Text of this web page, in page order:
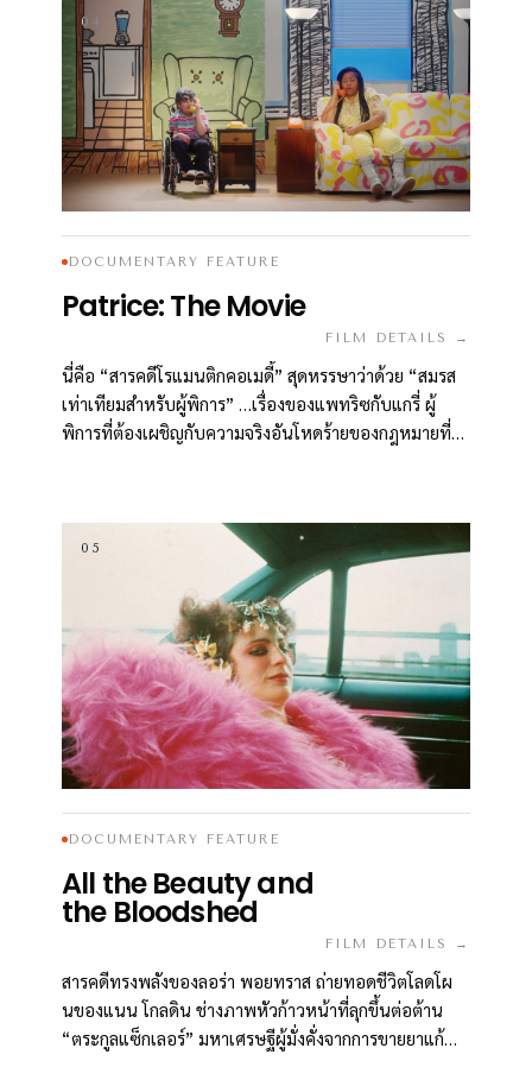
04
DOCUMENTARY FEATURE
Patrice: The Movie
FILM DETAILS →
นี่คือ “สารคดีโรแมนติกคอเมดี้” สุดหรรษาว่าด้วย “สมรส
เท่าเทียมสำหรับผู้พิการ” …เรื่องของแพทริซกับแกรี่ ผู้
พิการที่ต้องเผชิญกับความจริงอันโหดร้ายของกฎหมายที่
05
DOCUMENTARY FEATURE
All the Beauty and
the Bloodshed
FILM DETAILS →
สารคดีทรงพลังของลอร่า พอยทราส ถ่ายทอดชีวิตโลดโผ
นของแนน โกลดิน ช่างภาพหัวก้าวหน้าที่ลุกขึ้นต่อต้าน
“ตระกูลแซ็กเลอร์” มหาเศรษฐีผู้มั่งคั่งจากการขายยาแก้